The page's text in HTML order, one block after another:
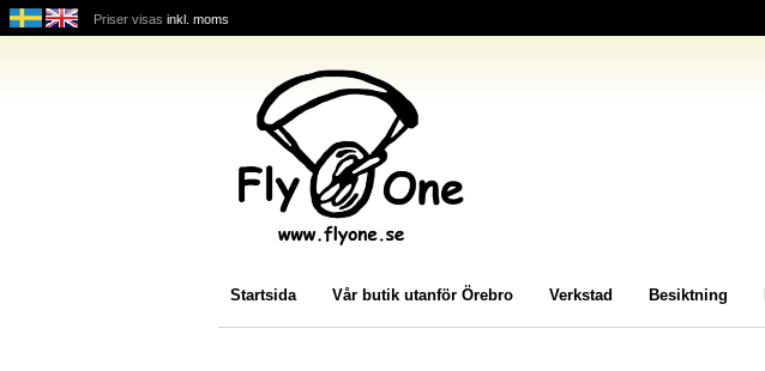
Priser visas inkl. moms
Startsida
Vår butik utanför Örebro Verkstad Besiktning